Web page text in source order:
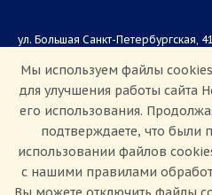
ул. Большая Санкт-Петербургская,
Приемная комиссия: +7(8162)33-20-
Мы используем файлы
для улучшения работы сайта
его использования.
подтверждаете, что
использовании файлов
с нашими правилами